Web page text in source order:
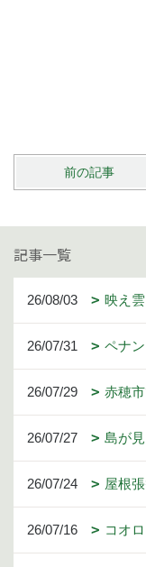
前の記事
記事一覧
26/08/03 映え雲
26/07/31 ペナ
26/07/29 赤穂
26/07/27 島が
26/07/24 屋根
26/07/16 コオ